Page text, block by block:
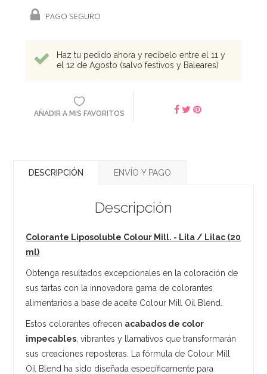
PAGO SEGURO
Haz tu pedido ahora y recíbelo entre el 11 y
el 12 de Agosto (salvo festivos y Baleares)
AÑADIR A MIS FAVORITOS
DESCRIPCIÓN ENVÍO Y PAGO
Descripción
Colorante Liposoluble Colour Mill. - Lila / Lilac (20
ml)
Obtenga resultados excepcionales en la coloración de
sus tartas con la innovadora gama de colorantes
alimentarios a base de aceite Colour Mill Oil Blend.
Estos colorantes ofrecen acabados de color
impecables , vibrantes y llamativos que transformarán
sus creaciones reposteras. La fórmula de Colour Mill
Oil Blend ha sido diseñada específicamente para